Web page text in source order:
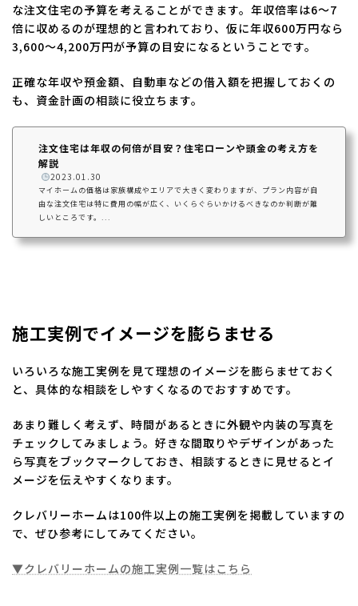
な注文住宅の予算を考えることができます。年収倍率は6～7
倍に収めるのが理想的と言われており、仮に年収600万円なら
3,600～4,200万円が予算の目安になるということです。
正確な年収や預金額、自動車などの借入額を把握しておくの
も、資金計画の相談に役立ちます。
注文住宅は年収の何倍が目安？住宅ローンや頭金の考え方を
解説
2023.01.30
マイホームの価格は家族構成やエリアで大きく変わりますが、プラン内容が自
由な注文住宅は特に費用の幅が広く、いくらぐらいかけるべきなのか判断が難
しいところです。...
施工実例でイメージを膨らませる
いろいろな施工実例を見て理想のイメージを膨らませておく
と、具体的な相談をしやすくなるのでおすすめです。
あまり難しく考えず、時間があるときに外観や内装の写真を
チェックしてみましょう。好きな間取りやデザインがあった
ら写真をブックマークしておき、相談するときに見せるとイ
メージを伝えやすくなります。
クレバリーホームは100件以上の施工実例を掲載していますの
で、ぜひ参考にしてみてください。
▼クレバリーホームの施工実例一覧はこちら